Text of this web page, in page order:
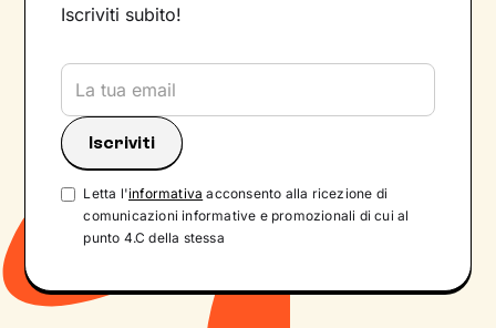
Iscriviti subito!
Letta l'informativa acconsento alla ricezione di
comunicazioni informative e promozionali di cui al
punto 4.C della stessa